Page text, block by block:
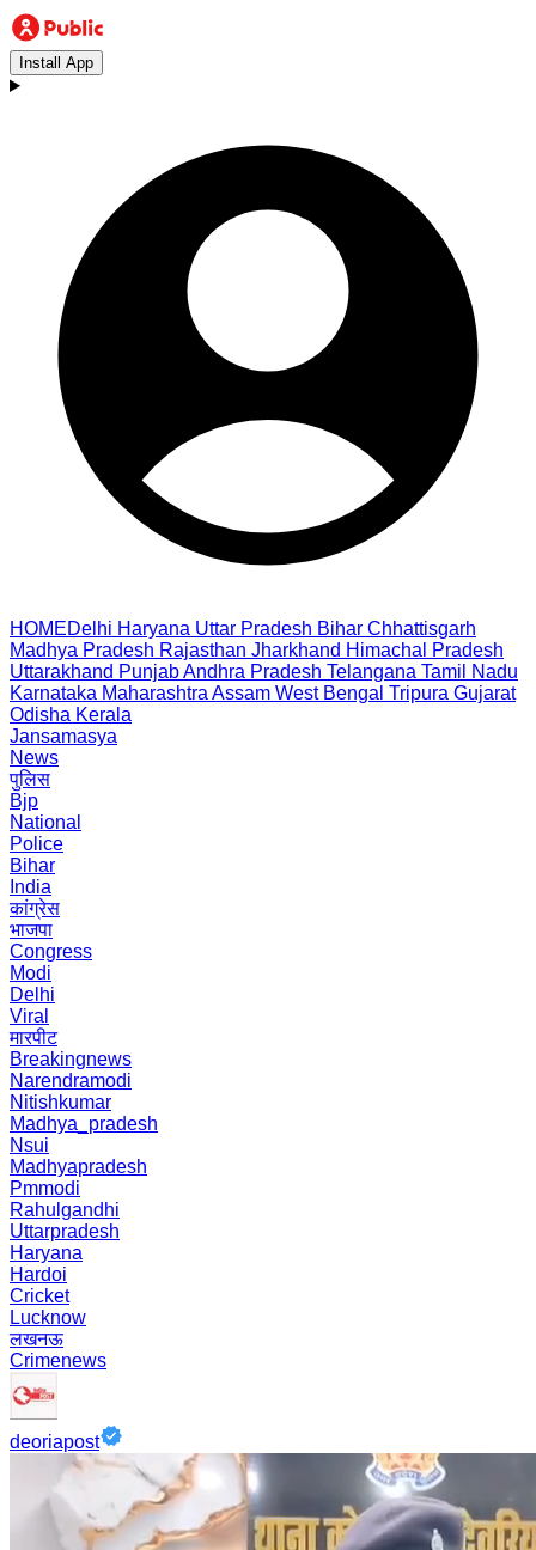
Install App
HOMEDelhi Haryana Uttar Pradesh Bihar Chhattisgarh
Madhya Pradesh Rajasthan Jharkhand Himachal Pradesh
Uttarakhand PunjabAndhra Pradesh Telangana Tamil Nadu
Karnataka Maharashtra Assam West Bengal Tripura Gujarat
Odisha Kerala
Jansamasya
News
पुलिस
Bjp
National
Police
Bihar
India
कांग्रेस
भाजपा
Congress
Modi
Delhi
Viral
मारपीट
Breakingnews
Narendramodi
Nitishkumar
Madhya_pradesh
Nsui
Madhyapradesh
Pmmodi
Rahulgandhi
Uttarpradesh
Haryana
Hardoi
Cricket
Lucknow
लखनऊ
Crimenews
deoriapost